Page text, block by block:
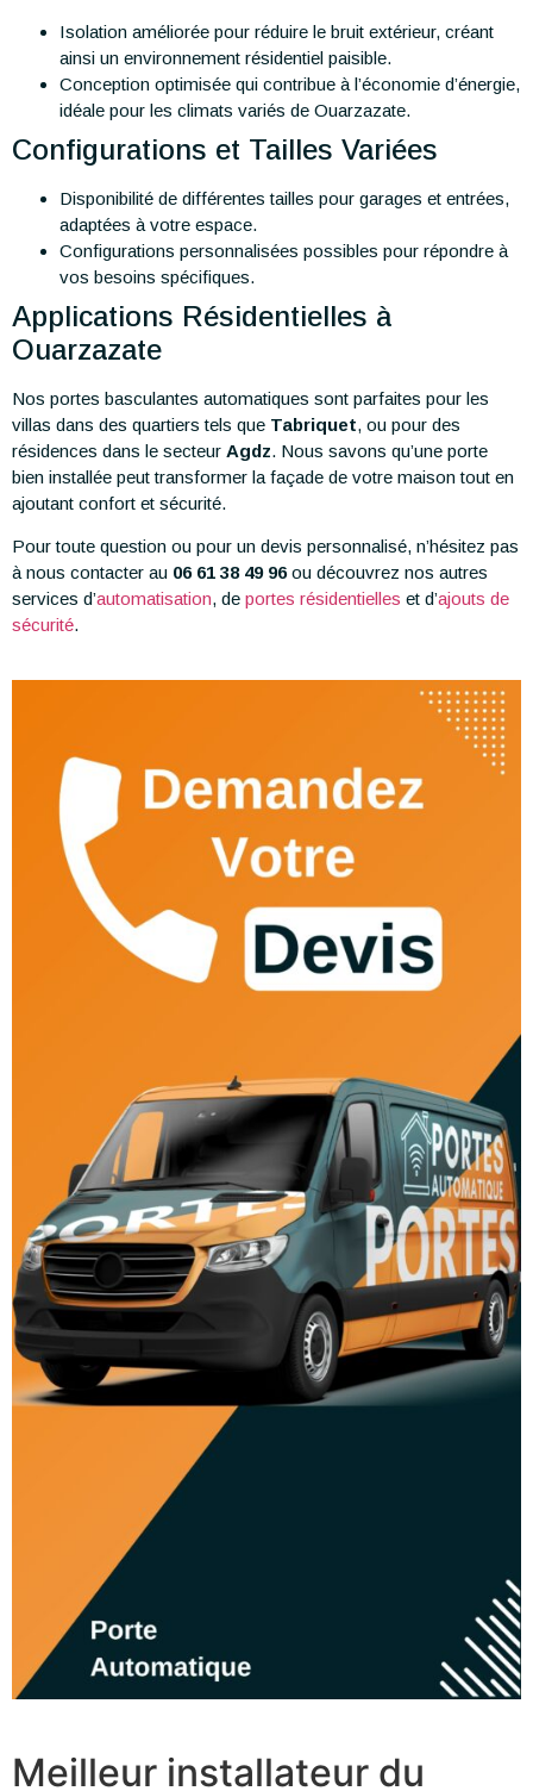
Isolation améliorée pour réduire le bruit extérieur, créant
ainsi un environnement résidentiel paisible.
Conception optimisée qui contribue à l’économie d’énergie,
idéale pour les climats variés de Ouarzazate.
Configurations et Tailles Variées
Disponibilité de différentes tailles pour garages et entrées,
adaptées à votre espace.
Configurations personnalisées possibles pour répondre à
vos besoins spécifiques.
Applications Résidentielles à
Ouarzazate
Nos portes basculantes automatiques sont parfaites pour les
villas dans des quartiers tels que Tabriquet, ou pour des
résidences dans le secteur Agdz. Nous savons qu’une porte
bien installée peut transformer la façade de votre maison tout en
ajoutant confort et sécurité.
Pour toute question ou pour un devis personnalisé, n’hésitez pas
à nous contacter au 06 61 38 49 96ou découvrez nos autres
services d’automatisation, de portes résidentielles et d’ajouts de
sécurité.
Meilleur installateur du